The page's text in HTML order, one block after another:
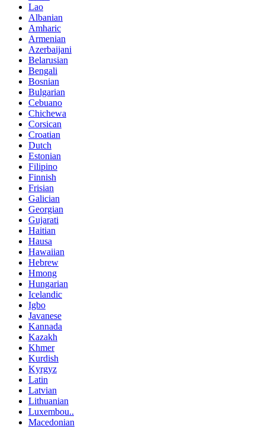
Lao
Albanian
Amharic
Armenian
Azerbaijani
Belarusian
Bengali
Bosnian
Bulgarian
Cebuano
Chichewa
Corsican
Croatian
Dutch
Estonian
Filipino
Finnish
Frisian
Galician
Georgian
Gujarati
Haitian
Hausa
Hawaiian
Hebrew
Hmong
Hungarian
Icelandic
Igbo
Javanese
Kannada
Kazakh
Khmer
Kurdish
Kyrgyz
Latin
Latvian
Lithuanian
Luxembou..
Macedonian